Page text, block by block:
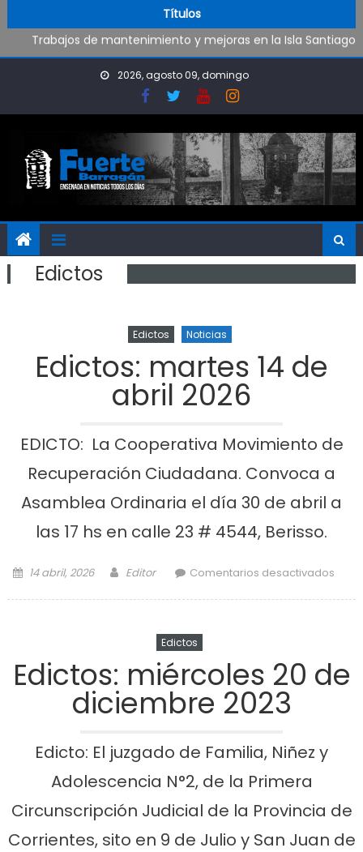
Títulos
Oportunidad para ingresar a la Policía Bonaerense
Trabajos de mantenimiento y mejoras en la Isla Santiago
Pueblo Nuevo suma boxeo y artes marciales
Al fin Defensores pudo reencontrarse con el triunfo
2026, agosto 09, domingo
Edictos
Edictos Noticias
Edictos: martes 14 de
abril 2026
EDICTO: La Cooperativa Movimiento de
Recuperación Ciudadana. Convoca a
Asamblea Ordinaria el día 30 de abril a
las 17 hs en calle 23 # 4544, Berisso.
Posted on
14 abril, 2026 Author
Editor Comentarios desactivados
Edictos
Edictos: miércoles 20 de
diciembre 2023
Edicto: El juzgado de Familia, Niñez y
Adolescencia N°2, de la Primera
Circunscripción Judicial de la Provincia de
Corrientes, sito en 9 de Julio y San Juan de